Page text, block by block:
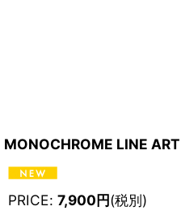
MONOCHROME LINE
PRICE: 7,900円(税別)